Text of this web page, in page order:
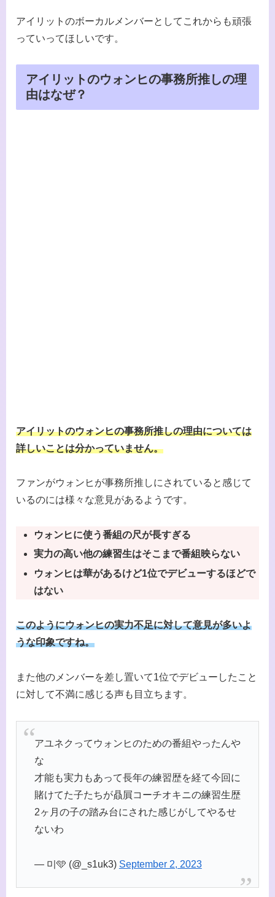
アイリットのボーカルメンバーとしてこれからも頑張
っていってほしいです。
アイリットのウォンヒの事務所推しの理
由はなぜ？
アイリットのウォンヒの事務所推しの理由については
詳しいことは分かっていません。
ファンがウォンヒが事務所推しにされていると感じて
いるのには様々な意見があるようです。
ウォンヒに使う番組の尺が長すぎる
実力の高い他の練習生はそこまで番組映らない
ウォンヒは華があるけど1位でデビューするほどで
はない
このようにウォンヒの実力不足に対して意見が多いよ
うな印象ですね。
また他のメンバーを差し置いて1位でデビューしたこと
に対して不満に感じる声も目立ちます。
アユネクってウォンヒのための番組やったんや
な
才能も実力もあって長年の練習歴を経て今回に
賭けてた子たちが贔屓コーチオキニの練習生歴
2ヶ月の子の踏み台にされた感じがしてやるせ
ないわ
— 미🩵 (@_s1uk3) September 2, 2023